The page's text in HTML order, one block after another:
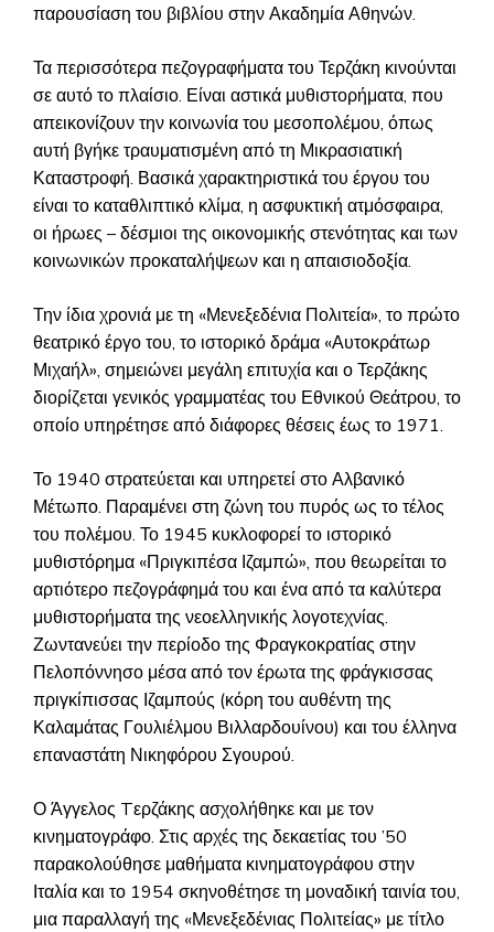
παρουσίαση του βιβλίου στην Ακαδημία Αθηνών.
Τα περισσότερα πεζογραφήματα του Τερζάκη κινούνται
σε αυτό το πλαίσιο. Είναι αστικά μυθιστορήματα, που
απεικονίζουν την κοινωνία του μεσοπολέμου, όπως
αυτή βγήκε τραυματισμένη από τη Μικρασιατική
Καταστροφή. Βασικά χαρακτηριστικά του έργου του
είναι το καταθλιπτικό κλίμα, η ασφυκτική ατμόσφαιρα,
οι ήρωες – δέσμιοι της οικονομικής στενότητας και των
κοινωνικών προκαταλήψεων και η απαισιοδοξία.
Την ίδια χρονιά με τη «Μενεξεδένια Πολιτεία», το πρώτο
θεατρικό έργο του, το ιστορικό δράμα «Αυτοκράτωρ
Μιχαήλ», σημειώνει μεγάλη επιτυχία και ο Τερζάκης
διορίζεται γενικός γραμματέας του Εθνικού Θεάτρου, το
οποίο υπηρέτησε από διάφορες θέσεις έως το 1971.
Το 1940 στρατεύεται και υπηρετεί στο Αλβανικό
Μέτωπο. Παραμένει στη ζώνη του πυρός ως το τέλος
του πολέμου. Το 1945 κυκλοφορεί το ιστορικό
μυθιστόρημα «Πριγκιπέσα Ιζαμπώ», που θεωρείται το
αρτιότερο πεζογράφημά του και ένα από τα καλύτερα
μυθιστορήματα της νεοελληνικής λογοτεχνίας.
Ζωντανεύει την περίοδο της Φραγκοκρατίας στην
Πελοπόννησο μέσα από τον έρωτα της φράγκισσας
πριγκίπισσας Ιζαμπούς (κόρη του αυθέντη της
Καλαμάτας Γουλιέλμου Βιλλαρδουίνου) και του έλληνα
επαναστάτη Νικηφόρου Σγουρού.
Ο Άγγελος Tερζάκης ασχολήθηκε και με τον
κινηματογράφο. Στις αρχές της δεκαετίας του ’50
παρακολούθησε μαθήματα κινηματογράφου στην
Ιταλία και το 1954 σκηνοθέτησε τη μοναδική ταινία του,
μια παραλλαγή της «Μενεξεδένιας Πολιτείας» με τίτλο